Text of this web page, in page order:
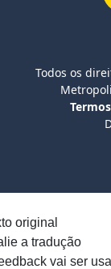
Todos os
original
a tradução
vai ser